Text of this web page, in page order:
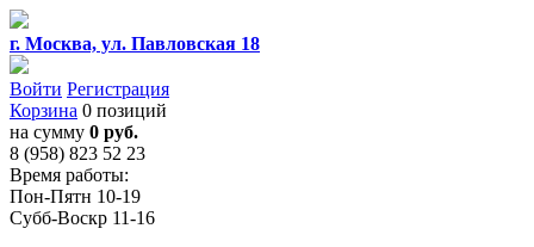
г. Москва, ул. Павловская 18
Войти Регистрация
Корзина 0 позиций
на сумму 0 руб.
8 (958) 823 52 23
Время работы:
Пон-Пятн 10-19
Субб-Воскр 11-16